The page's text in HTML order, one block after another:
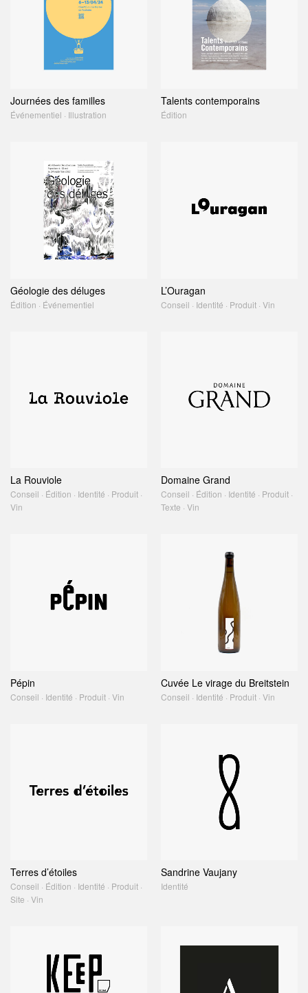
Journées des familles
Événementiel · Illustration
Talents contemporains
Édition
Géologie des déluges
Édition · Événementiel
L’Ouragan
Conseil · Identité · Produit · Vin
La Rouviole
Conseil · Édition · Identité · Produit ·
Vin
Domaine Grand
Conseil · Édition · Identité · Produit ·
Texte · Vin
Pépin
Conseil · Identité · Produit · Vin
Cuvée Le virage du Breitstein
Conseil · Identité · Produit · Vin
Terres d’étoiles
Conseil · Édition · Identité · Produit ·
Site · Vin
Sandrine Vaujany
Identité